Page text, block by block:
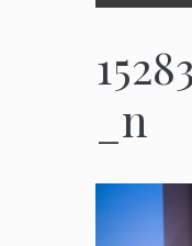
_n